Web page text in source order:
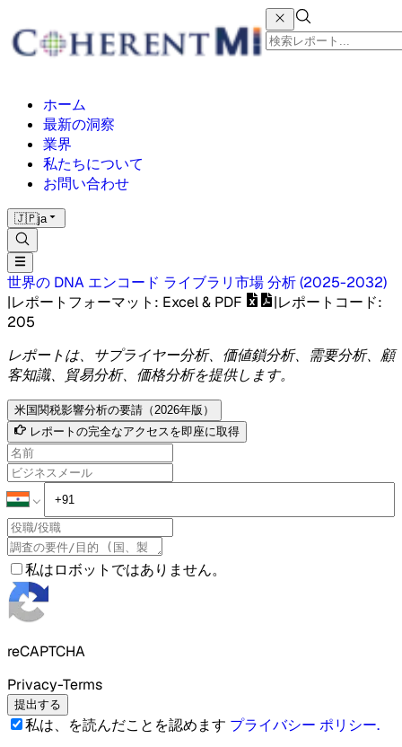
ホーム
最新の洞察
業界
私たちについて
お問い合わせ
🇯🇵ja
世界の DNA エンコード ライブラリ市場分析(2025-2032)
|レポートフォーマット : Excel & PDF |レポートコード:
205
レポートは、サプライヤー分析、価値鎖分析、需要分析、顧
客知識、貿易分析、価格分析を提供します。
米国関税影響分析の要請（2026年版）
レポートの完全なアクセスを即座に取得
私はロボットではありません。
reCAPTCHA
Privacy-Terms
提出する
私は、を読んだことを認めます プライバシー ポリシー.